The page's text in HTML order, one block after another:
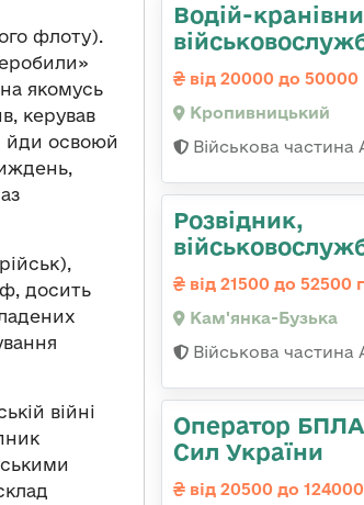
флоту).
якомусь
керував
йди освоюй
досить
війні
Водій-
від 20000 до 50000
Кропивницький
Військова частина
Розвідник,
від 21500 до 52500
Кам'янка-Бузька
Військова частина
Оператор
Сил України
від 20500 до